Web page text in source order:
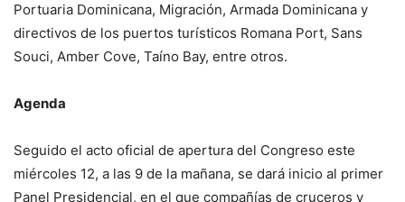
Portuaria Dominicana, Migración, Armada Dominicana y
directivos de los puertos turísticos Romana Port, Sans
Souci, Amber Cove, Taíno Bay, entre otros.
Agenda
Seguido el acto oficial de apertura del Congreso este
miércoles 12, a las 9 de la mañana, se dará inicio al primer
Panel Presidencial, en el que compañías de cruceros y